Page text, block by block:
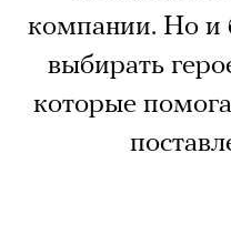
компании. Но и
выбирать
которые